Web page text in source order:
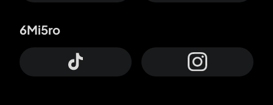
6Mi5ro